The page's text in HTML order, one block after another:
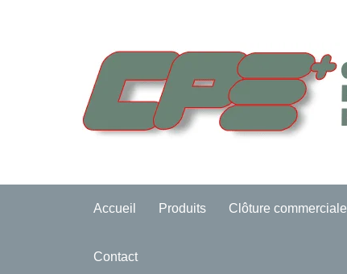
Accueil Produits Clôture commerciale
Contact